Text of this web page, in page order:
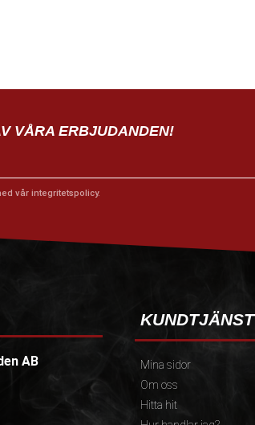
VÅRA ERBJUDANDEN!
vår integritetspolicy.
AB
KUNDTJÄNST
Mina sidor
Om oss
Hitta hit